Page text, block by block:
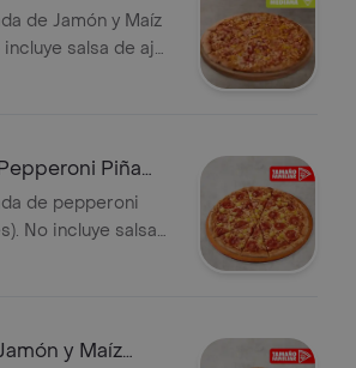
de Jamón y Maíz
salsa de ajo,
Piña
de pepperoni
No incluye salsa
adicionales.
y Maíz